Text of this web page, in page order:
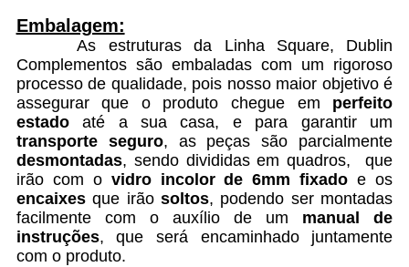
Embalagem:
As estruturas da Linha Square, Dublin
Complementos são embaladas com um rigoroso
processo de qualidade, pois nosso maior objetivo é
assegurar que o produto chegue em perfeito
estadoaté a sua casa, e para garantir um
transporte seguro, as peças são parcialmente
desmontadas, sendo divididas em quadros, que
irão com o vidro incolor de 6mm fixado e os
encaixesque irãosoltos, podendo ser montadas
facilmente com o auxílio de um manual de
instruções, que será encaminhado juntamente
com o produto.